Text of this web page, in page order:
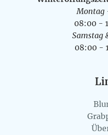
Montag
08:00 -
Samstag
08:00 -